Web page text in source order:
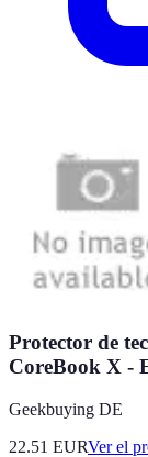
Protector de
CoreBook X -
Geekbuying DE
22.51 EURVer el